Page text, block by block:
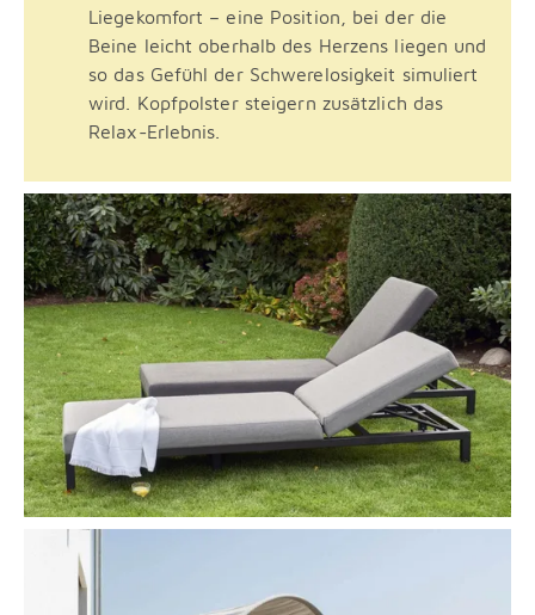
Liegekomfort – eine Position, bei der die
Beine leicht oberhalb des Herzens liegen und
so das Gefühl der Schwerelosigkeit simuliert
wird. Kopfpolster steigern zusätzlich das
Relax-Erlebnis.